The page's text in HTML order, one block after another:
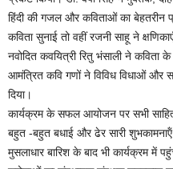
हिंदी की गजल और कविताओं का बेहतरीन
कविता सुनाई तो वहीं रजनी साहू ने
नवोदित कवयित्री रितु भंसाली ने कविता
आमंत्रित कवि गणों ने विविध विधाओं और
दिया।
कार्यक्रम के सफल आयोजन पर सभी
बहुत -बहुत बधाई और ढेर सारी शुभकामनाऍं
मुसलाधार बारिश के बाद भी कार्यक्रम में